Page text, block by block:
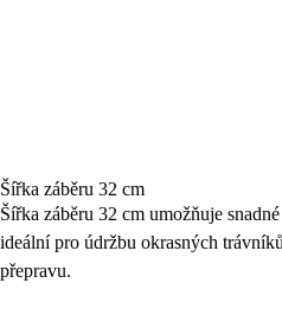
Šířka záběru 32 cm
Šířka záběru 32 cm umožňuje
ideální pro údržbu okrasných
přepravu.